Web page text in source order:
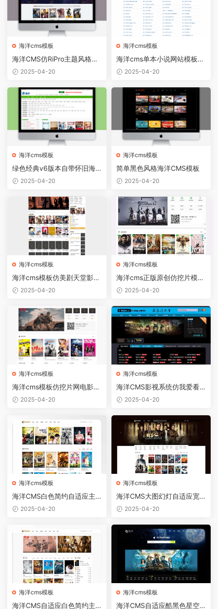
海洋cms模板
海洋CMS仿RiPro主题风格自
适应模板下载
2025-04-20
海洋cms模板
海洋cms单本小说网站模板下
载 2025-04-20
海洋cms模板
绿色经典v6版本自带怀旧海
洋CMS模板
2025-04-20
海洋cms模板
简单黑色风格海洋CMS模板
2025-04-20
海洋cms模板
海洋cms模板仿美剧天堂影视
响应式模板源码
2025-04-20
海洋cms模板
海洋cms正版原创仿挖片模自
适应模板
2025-04-20
海洋cms模板
海洋cms模板仿挖片网电影视
频模板
2025-04-20
海洋cms模板
海洋CMS影视系统仿我爱看
电影网站模板
2025-04-20
海洋cms模板
海洋CMS白色简约自适应主
题模板首涂版
2025-04-20
海洋cms模板
海洋CMS大图幻灯自适应宽
屏主题模板首涂版
2025-04-20
海洋cms模板
海洋CMS自适应白色简约主
海洋cms模板
海洋CMS自适应酷黑色星空